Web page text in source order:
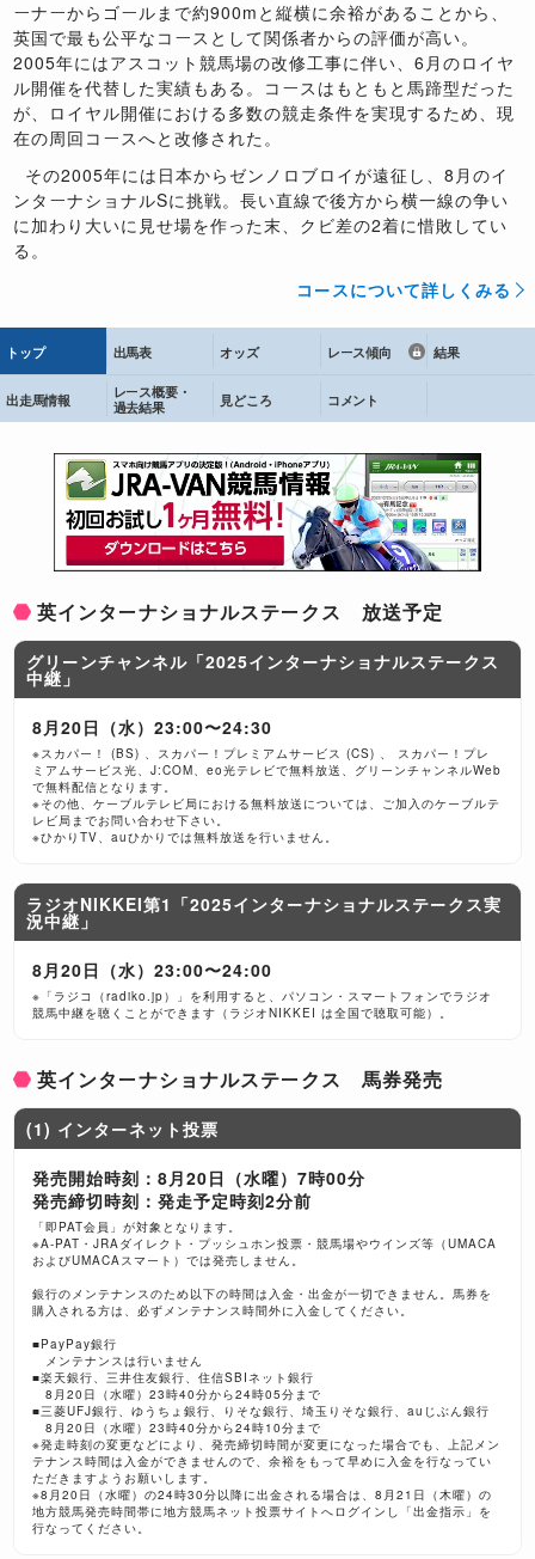
ーナーからゴールまで約900mと縦横に余裕があることから、
英国で最も公平なコースとして関係者からの評価が高い。
2005年にはアスコット競馬場の改修工事に伴い、6月のロイヤ
ル開催を代替した実績もある。コースはもともと馬蹄型だった
が、ロイヤル開催における多数の競走条件を実現するため、現
在の周回コースへと改修された。
その2005年には日本からゼンノロブロイが遠征し、8月のイ
ンターナショナルSに挑戦。長い直線で後方から横一線の争い
に加わり大いに見せ場を作った末、クビ差の2着に惜敗してい
る。
コースについて詳しくみる
トップ 出馬表 オッズ レース傾向 結果
出走馬情報
レース概要・
過去結果
見どころ コメント
英インターナショナルステークス 放送予定
グリーンチャンネル「2025インターナショナルステークス
中継」
8月20日（水）23:00〜24:30
※スカパー！ (BS) 、スカパー！プレミアムサービス (CS) 、 スカパー！プレ
ミアムサービス光、J:COM、eo光テレビで無料放送、グリーンチャンネルWeb
で無料配信となります。
※その他、ケーブルテレビ局における無料放送については、ご加入のケーブルテ
レビ局までお問い合わせ下さい。
※ひかりTV、auひかりでは無料放送を行いません。
ラジオNIKKEI第1「2025インターナショナルステークス実
況中継」
8月20日（水）23:00〜24:00
※「ラジコ（radiko.jp）」を利用すると、パソコン・スマートフォンでラジオ
競馬中継を聴くことができます（ラジオNIKKEI は全国で聴取可能）。
英インターナショナルステークス 馬券発売
(1) インターネット投票
発売開始時刻：8月20日（水曜）7時00分
発売締切時刻：発走予定時刻2分前
「即PAT会員」が対象となります。
※A-PAT・JRAダイレクト・プッシュホン投票・競馬場やウインズ等（UMACA
およびUMACAスマート）では発売しません。
銀行のメンテナンスのため以下の時間は入金・出金が一切できません。馬券を
購入される方は、必ずメンテナンス時間外に入金してください。
■PayPay銀行
メンテナンスは行いません
■楽天銀行、三井住友銀行、住信SBIネット銀行
8月20日（水曜）23時40分から24時05分まで
■三菱UFJ銀行、ゆうちょ銀行、りそな銀行、埼玉りそな銀行、auじぶん銀行
8月20日（水曜）23時40分から24時10分まで
※発走時刻の変更などにより、発売締切時間が変更になった場合でも、上記メン
テナンス時間は入金ができませんので、余裕をもって早めに入金を行なってい
ただきますようお願いします。
※8月20日（水曜）の24時30分以降に出金される場合は、8月21日（木曜）の
地方競馬発売時間帯に地方競馬ネット投票サイトへログインし「出金指示」を
行なってください。